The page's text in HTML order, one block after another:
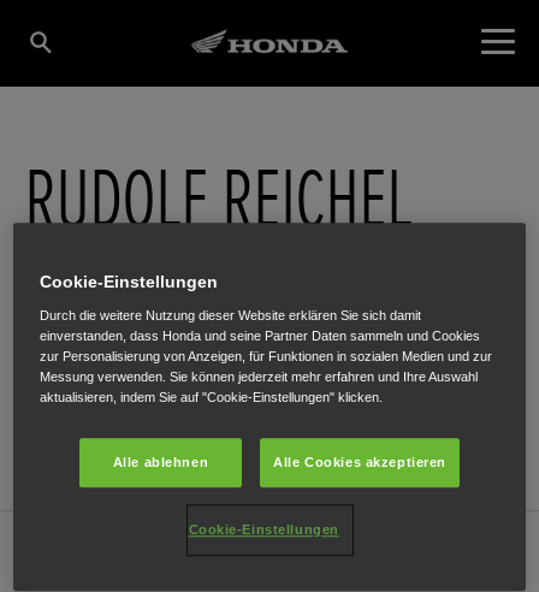
RUDOLF REICHEL
Grazer Strasse 17,Bruck an der Mur
Cookie-Einstellungen
Durch die weitere Nutzung dieser Website erklären Sie sich damit
einverstanden, dass Honda und seine Partner Daten sammeln und Cookies
zur Personalisierung von Anzeigen, für Funktionen in sozialen Medien und zur
Messung verwenden. Sie können jederzeit mehr erfahren und Ihre Auswahl
aktualisieren, indem Sie auf "Cookie-Einstellungen" klicken.
Alle ablehnen Alle Cookies akzeptieren
Cookie-Einstellungen